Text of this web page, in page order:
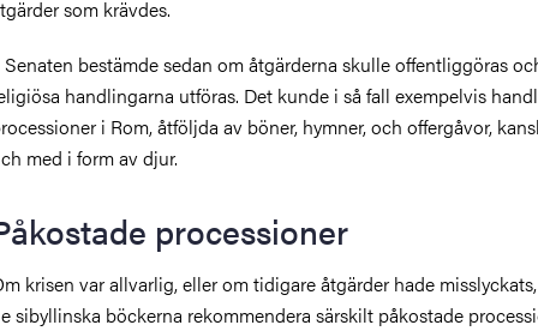
som krävdes.
Senaten bestämde sedan om åtgärderna skulle offentliggöras
handlingarna utföras. Det kunde i så fall exempelvis
i Rom, åtföljda av böner, hymner, och offergåvor,
med i form av djur.
processioner
krisen var allvarlig, eller om tidigare åtgärder hade
sibyllinska böckerna rekommendera särskilt påkostade